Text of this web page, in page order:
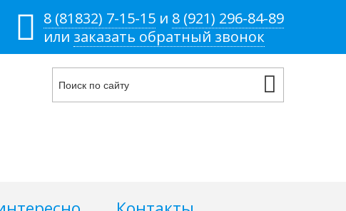
8 (81832) 7-15-15 и 8 (921) 296-84-89
или заказать обратный звонок